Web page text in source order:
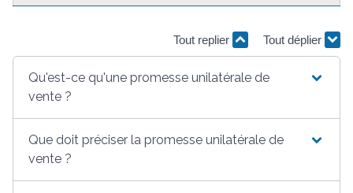
Tout replier Tout déplier
Qu'est-ce qu'une promesse unilatérale de
vente ?
Que doit préciser la promesse unilatérale de
vente ?